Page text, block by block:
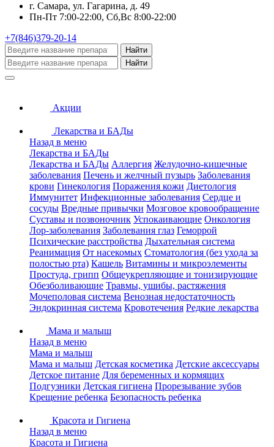
г. Самара, ул. Гагарина, д. 49
Пн-Пт 7:00-22:00, Сб,Вс 8:00-22:00
+7(846)379-20-14
Найти
Найти
Акции
Лекарства и БАДы
Назад в меню
Лекарства и БАДы
Лекарства и БАДы Аллергия Желудочно-кишечные
заболевания Печень и желчный пузырь Заболевания
крови Гинекология Поражения кожи Диетология
Иммунитет Инфекционные заболевания Сердце и
сосуды Вредные привычки Мозговое кровообращение
Суставы и позвоночник Успокаивающие Онкология
Лор-заболевания Заболевания глаз Геморрой
Психические расстройства Дыхательная система
Реанимация От насекомых Стоматология (без ухода за
полостью рта) Кашель Витамины и микроэлементы
Простуда, грипп Общеукрепляющие и тонизирующие
Обезболивающие Травмы, ушибы, растяжения
Мочеполовая система Венозная недостаточность
Эндокринная система Кровотечения Редкие лекарства
Мама и малыш
Назад в меню
Мама и малыш
Мама и малыш Детская косметика Детские аксессуары
Детское питание Для беременных и кормящих
Подгузники Детская гигиена Прорезывание зубов
Крещение ребенка Безопасность ребенка
Красота и Гигиена
Назад в меню
Красота и Гигиена